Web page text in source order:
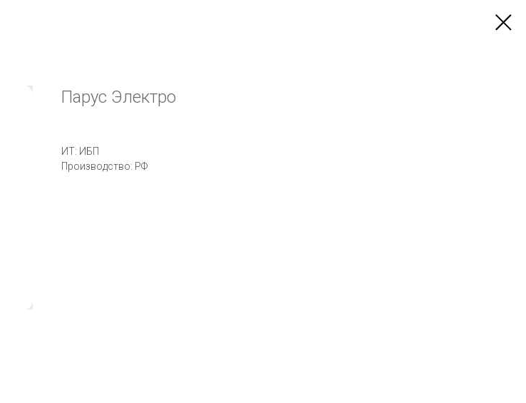
Парус Электро
ИТ: ИБП
Производство: РФ